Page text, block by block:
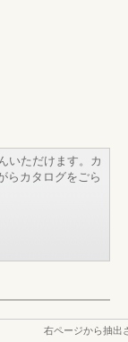
いただけます。カ
らカタログをごら
右ページから抽出